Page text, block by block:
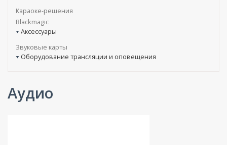
Караоке-решения
Blackmagic
Аксессуары
Звуковые карты
Оборудование трансляции и оповещения
Аудио